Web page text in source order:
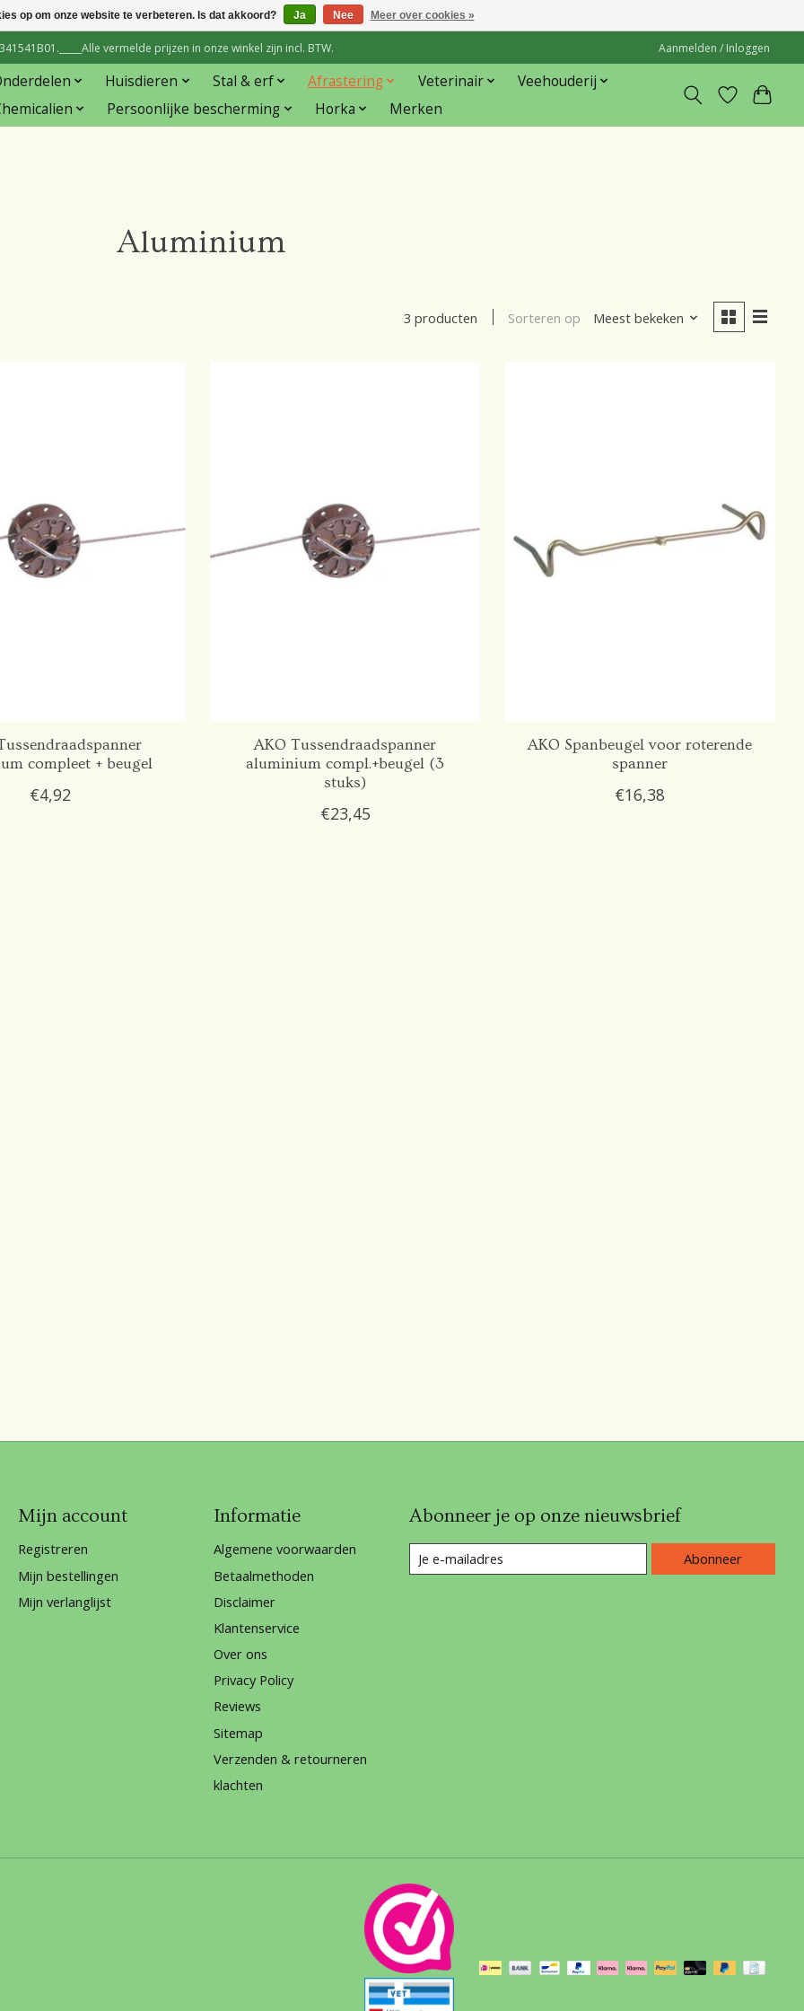
vermelde prijzen in onze winkel zijn incl. BTW. Aanmelden / Inloggen
Huisdieren Stal & erf Afrastering Veterinair
Veehouderij
Persoonlijke bescherming Horka Merken
Aluminium
3 producten Sorteren op Meest bekeken
compleet + beugel
€4,92
AKO Tussendraadspanner
aluminium compl.+beugel (3
stuks)
€23,45
AKO Spanbeugel voor roterende
spanner
€16,38
Mijn account
Registreren
Mijn bestellingen
Mijn verlanglijst
Informatie
Algemene voorwaarden
Betaalmethoden
Disclaimer
Klantenservice
Over ons
Privacy Policy
Reviews
Sitemap
Verzenden & retourneren
klachten
Abonneer je op onze nieuwsbrief
Abonneer
op om onze website te verbeteren. Is dat akkoord? Ja Nee Meer over cookies »